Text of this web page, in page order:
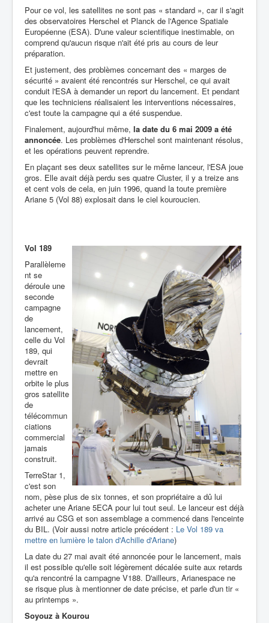
Pour ce vol, les satellites ne sont pas « standard », car il s'agit
des observatoires Herschel et Planck de l'Agence Spatiale
Européenne (ESA). D'une valeur scientifique inestimable, on
comprend qu'aucun risque n'ait été pris au cours de leur
préparation.
Et justement, des problèmes concernant des « marges de
sécurité » avaient été rencontrés sur Herschel, ce qui avait
conduit l'ESA à demander un report du lancement. Et pendant
que les techniciens réalisaient les interventions nécessaires,
c'est toute la campagne qui a été suspendue.
Finalement, aujourd'hui même, la date du 6 mai 2009 a été
annoncée. Les problèmes d'Herschel sont maintenant résolus,
et les opérations peuvent reprendre.
En plaçant ses deux satellites sur le même lanceur, l'ESA joue
gros. Elle avait déjà perdu ses quatre Cluster, il y a treize ans
et cent vols de cela, en juin 1996, quand la toute première
Ariane 5 (Vol 88) explosait dans le ciel kouroucien.
Vol 189
Parallèleme
nt se
déroule une
seconde
campagne
de
lancement,
celle du Vol
189, qui
devrait
mettre en
orbite le plus
gros satellite
de
télécommun
ciations
commercial
jamais
construit.
TerreStar 1,
c'est son
nom, pèse plus de six tonnes, et son propriétaire a dû lui
acheter une Ariane 5ECA pour lui tout seul. Le lanceur est déjà
arrivé au CSG et son assemblage a commencé dans l'enceinte
du BIL. (Voir aussi notre article précédent : Le Vol 189 va
mettre en lumière le talon d'Achille d'Ariane)
La date du 27 mai avait été annoncée pour le lancement, mais
il est possible qu'elle soit légèrement décalée suite aux retards
qu'a rencontré la campagne V188. D'ailleurs, Arianespace ne
se risque plus à mentionner de date précise, et parle d'un tir «
au printemps ».
Soyouz à Kourou